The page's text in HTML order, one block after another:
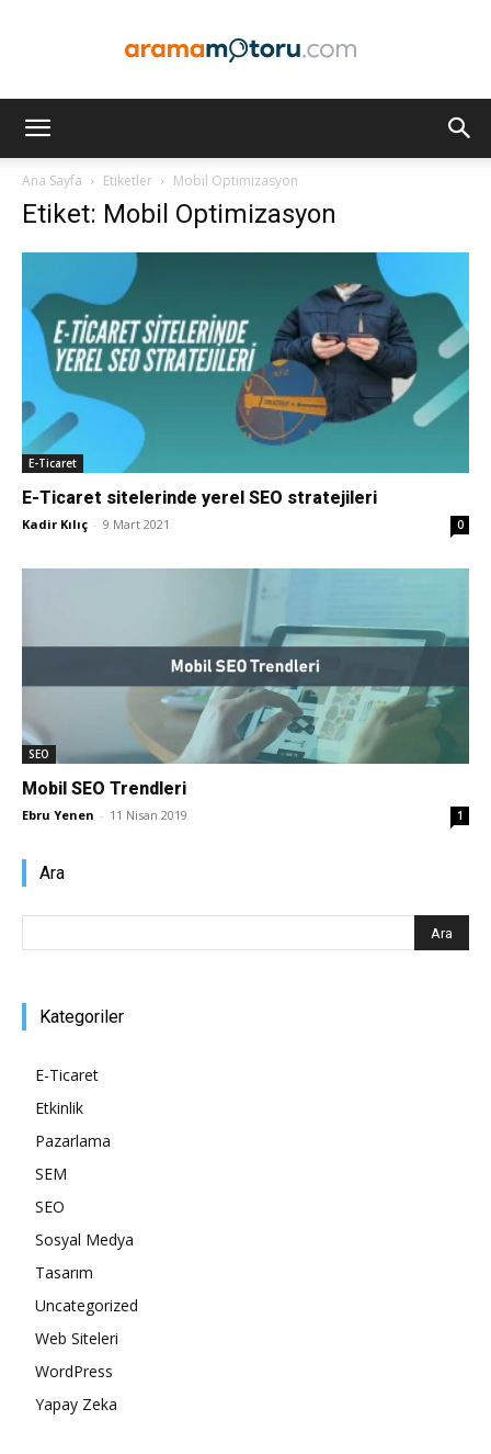
Optimizasyonu
ve
–
SEO,
Ana Sayfa Etiketler Mobil Optimizasyon
Etiket: Mobil Optimizasyon
E-Ticaret
E-Ticaret sitelerinde yerel SEO stratejileri
Kadir Kılıç - 9 Mart 2021 0
SEO
Mobil SEO Trendleri
Ebru Yenen - 11 Nisan 2019 1
Ara
Kategoriler
E-Ticaret
Etkinlik
Pazarlama
SEM
SEO
Sosyal Medya
Tasarım
Uncategorized
Web Siteleri
WordPress
Yapay Zeka